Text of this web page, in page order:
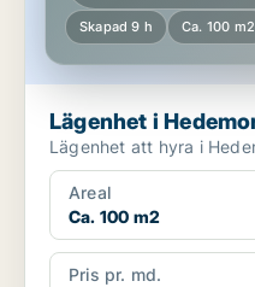
Skapad 9 h Ca. 100 m2
Lägenhet i
Lägenhet att hyra i
Areal
Ca. 100 m2
Pris pr. md.